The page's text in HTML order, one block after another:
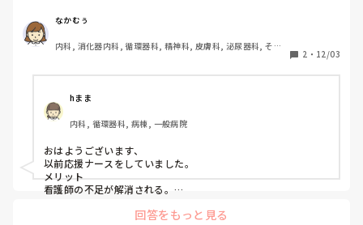
も、イメージとしてでも皆さまから意見を伺いたいです
なかむぅ
内科, 消化器内科, 循環器科, 精神科, 皮膚科, 泌尿器科, その
2 ・ 12/03
hまま
内科, 循環器科, 病棟, 一般病院
おはようございます、
以前応援ナースをしていました。
メリット
看護師の不足が解消される。
回答をもっと見る